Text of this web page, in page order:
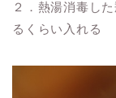
２．熱湯消毒し
るくらい入れる